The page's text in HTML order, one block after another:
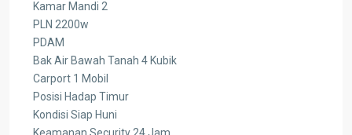
Kamar Mandi 2
PLN 2200w
PDAM
Bak Air Bawah Tanah 4 Kubik
Carport 1 Mobil
Posisi Hadap Timur
Kondisi Siap Huni
Keamanan Security 24 Jam